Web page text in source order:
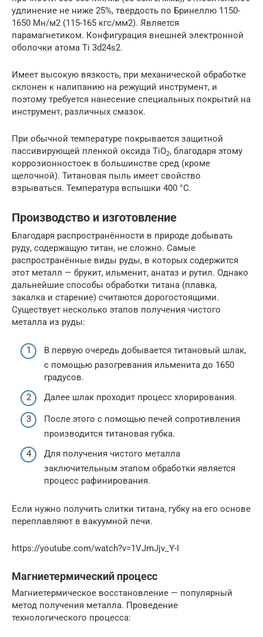
удлинение не ниже 25%, твердость по Бринеллю 1150-
1650 Мн/м2 (115-165 кгс/мм2). Является
парамагнетиком. Конфигурация внешней электронной
оболочки атома Ti 3d24s2.
Имеет высокую вязкость, при механической обработке
склонен к налипанию на режущий инструмент, и
поэтому требуется нанесение специальных покрытий на
инструмент, различных смазок.
При обычной температуре покрывается защитной
пассивирующей пленкой оксида TiO2, благодаря этому
коррозионностоек в большинстве сред (кроме
щелочной). Титановая пыль имеет свойство
взрываться. Температура вспышки 400 °C.
Производство и изготовление
Благодаря распространённости в природе добывать
руду, содержащую титан, не сложно. Самые
распространённые виды руды, в которых содержится
этот металл — брукит, ильменит, анатаз и рутил. Однако
дальнейшие способы обработки титана (плавка,
закалка и старение) считаются дорогостоящими.
Существует несколько этапов получения чистого
металла из руды:
В первую очередь добывается титановый шлак,
с помощью разогревания ильменита до 1650
градусов.
Далее шлак проходит процесс хлорирования.
После этого с помощью печей сопротивления
производится титановая губка.
Для получения чистого металла
заключительным этапом обработки является
процесс рафинирования.
Если нужно получить слитки титана, губку на его основе
переплавляют в вакуумной печи.
https://youtube.com/watch?v=1VJmJjv_Y-I
Магниетермический процесс
Магниетермическое восстановление — популярный
метод получения металла. Проведение
технологического процесса: